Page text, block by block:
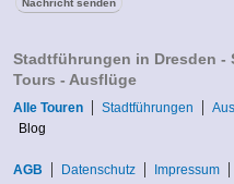
Stadtführungen in Dresden
Tours - Ausflüge
Alle Touren Stadtführungen
Blog
AGB Datenschutz Impressum